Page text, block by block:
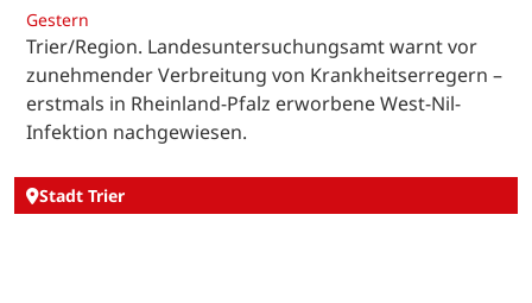
Gestern
Trier/Region. Landesuntersuchungsamt warnt vor
zunehmender Verbreitung von Krankheitserregern –
erstmals in Rheinland-Pfalz erworbene West-Nil-
Infektion nachgewiesen.
Stadt Trier